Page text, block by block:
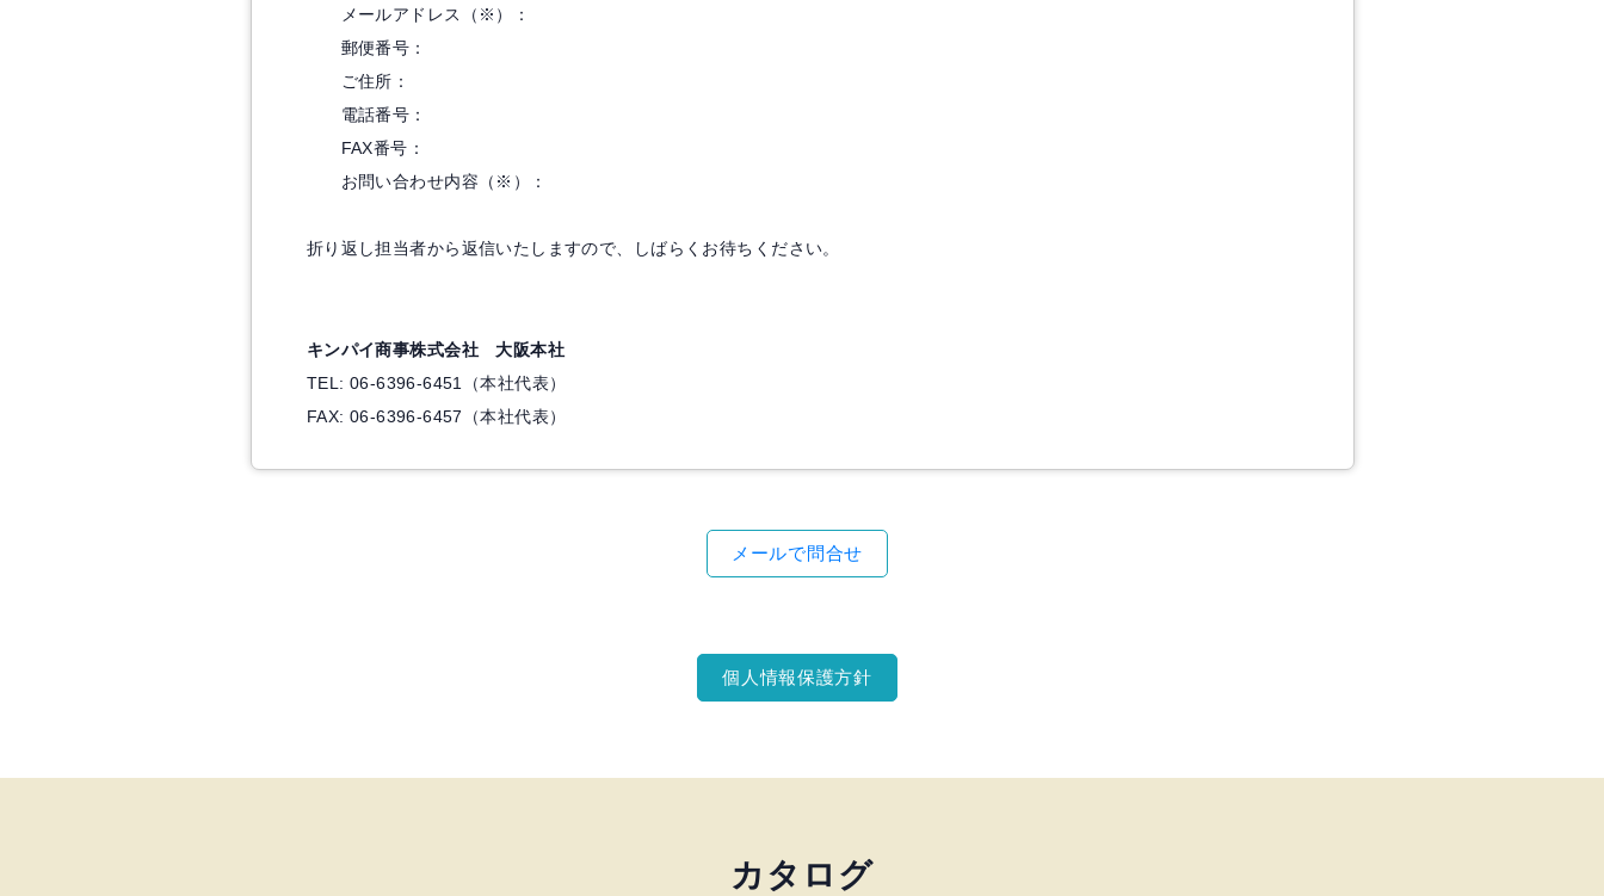
メールアドレス（※）：
郵便番号：
ご住所：
電話番号：
FAX番号：
お問い合わせ内容（※）：
折り返し担当者から返信いたしますので、しばらくお待ちください。
キンパイ商事株式会社 大阪本社
TEL: 06-6396-6451（本社代表）
FAX: 06-6396-6457（本社代表）
メールで問合せ
個人情報保護方針
カタログ